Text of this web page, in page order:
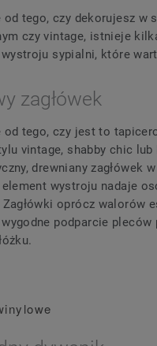
od tego, czy dekorujesz w
czy vintage, istnieje
sypialni, które
zagłówek
od tego, czy jest to
vintage, shabby chic lub
drewniany zagłówek
wystroju nadaje
oprócz walorów
podparcie pleców